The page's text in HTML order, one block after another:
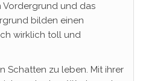
Vordergrund und das
bilden einen
wirklich toll und
Schatten zu leben. Mit ihrer